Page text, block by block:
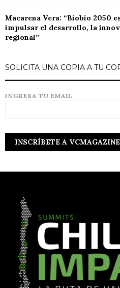
Macarena Vera: “Biobío 2050
impulsar el desarrollo, la
regional”
SOLICITA UNA COPIA A TU
INGRESA TU EMAIL